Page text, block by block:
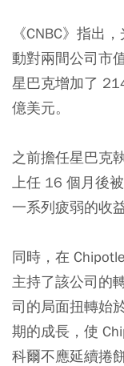
《CNBC》指出
動對兩間公司市
星巴克增加了
億美元。
之前擔任星巴克
上任 16 個月後
一系列疲弱的收
同時，在
主持了該公司的
司的局面扭轉始
期的成長，使
科爾不應延續捲